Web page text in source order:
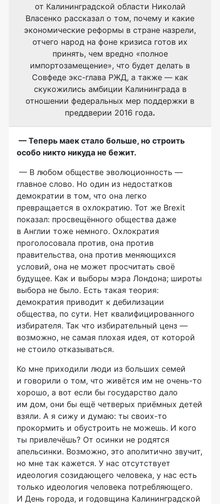
от Калининградской области Николай
Власенко рассказал о том, почему и какие
экономические реформы в стране назрели,
отчего народ на фоне кризиса готов их
принять, чем вредно «полное
импортозамещение», что будет делать в
Совфеде экс-глава РЖД, а также — как
скукожились амбиции Калининграда в
отношении федеральных мер поддержки в
преддверии 2016 года.
— Теперь маек стало больше, но строить
особо никто никуда не бежит.
— В любом обществе эволюционность —
главное слово. Но один из недостатков
демократии в том, что она легко
превращается в охлократию. Тот же Brexit
показал: просвещённого общества даже
в Англии тоже немного. Охлократия
проголосовала против, она против
правительства, она против меняющихся
условий, она не может просчитать своё
будущее. Как и выборы мэра Лондона; широты
выбора не было. Есть такая теория:
демократия приводит к дебилизации
общества, по сути. Нет квалифицированного
избирателя. Так что избирательный ценз —
возможно, не самая плохая идея, от которой
не стоило отказываться.
Ко мне приходили люди из больших семей
и говорили о том, что живётся им не очень-то
хорошо, а вот если бы государство дало
им дом, они бы ещё четверых приёмных детей
взяли. А я сижу и думаю: ты своих-то
прокормить и обустроить не можешь. И кого
ты привлечёшь? От осинки не родятся
апельсинки. Возможно, это аполитично звучит,
но мне так кажется. У нас отсутствует
идеология созидающего человека, у нас есть
только идеология человека потребляющего.
И День города, и годовщина Калининградской